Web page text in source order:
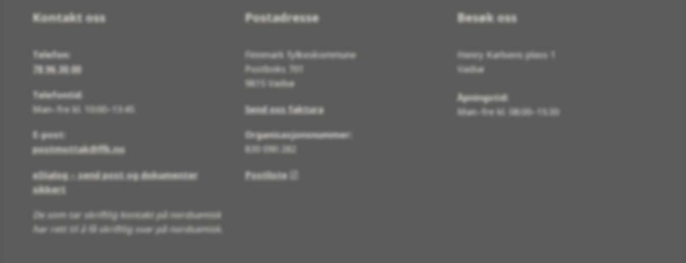
Kontakt oss
Telefon:
78 96 30 00
Telefontid:
Man–fre kl. 10:00–13:45
E-post:
postmottak@ffk.no
eDialog – send post og dokumenter
sikkert
De som tar skriftlig kontakt på nordsamisk
har rett til å få skriftlig svar på nordsamisk.
Postadresse
Finnmark fylkeskommune
Postboks 701
9815 Vadsø
Send oss faktura
Organisasjonsnummer:
830 090 282
Postliste
Besøk oss
Henry Karlsens plass 1
Vadsø
Åpningstid:
Man–fre kl. 08:00–15:30